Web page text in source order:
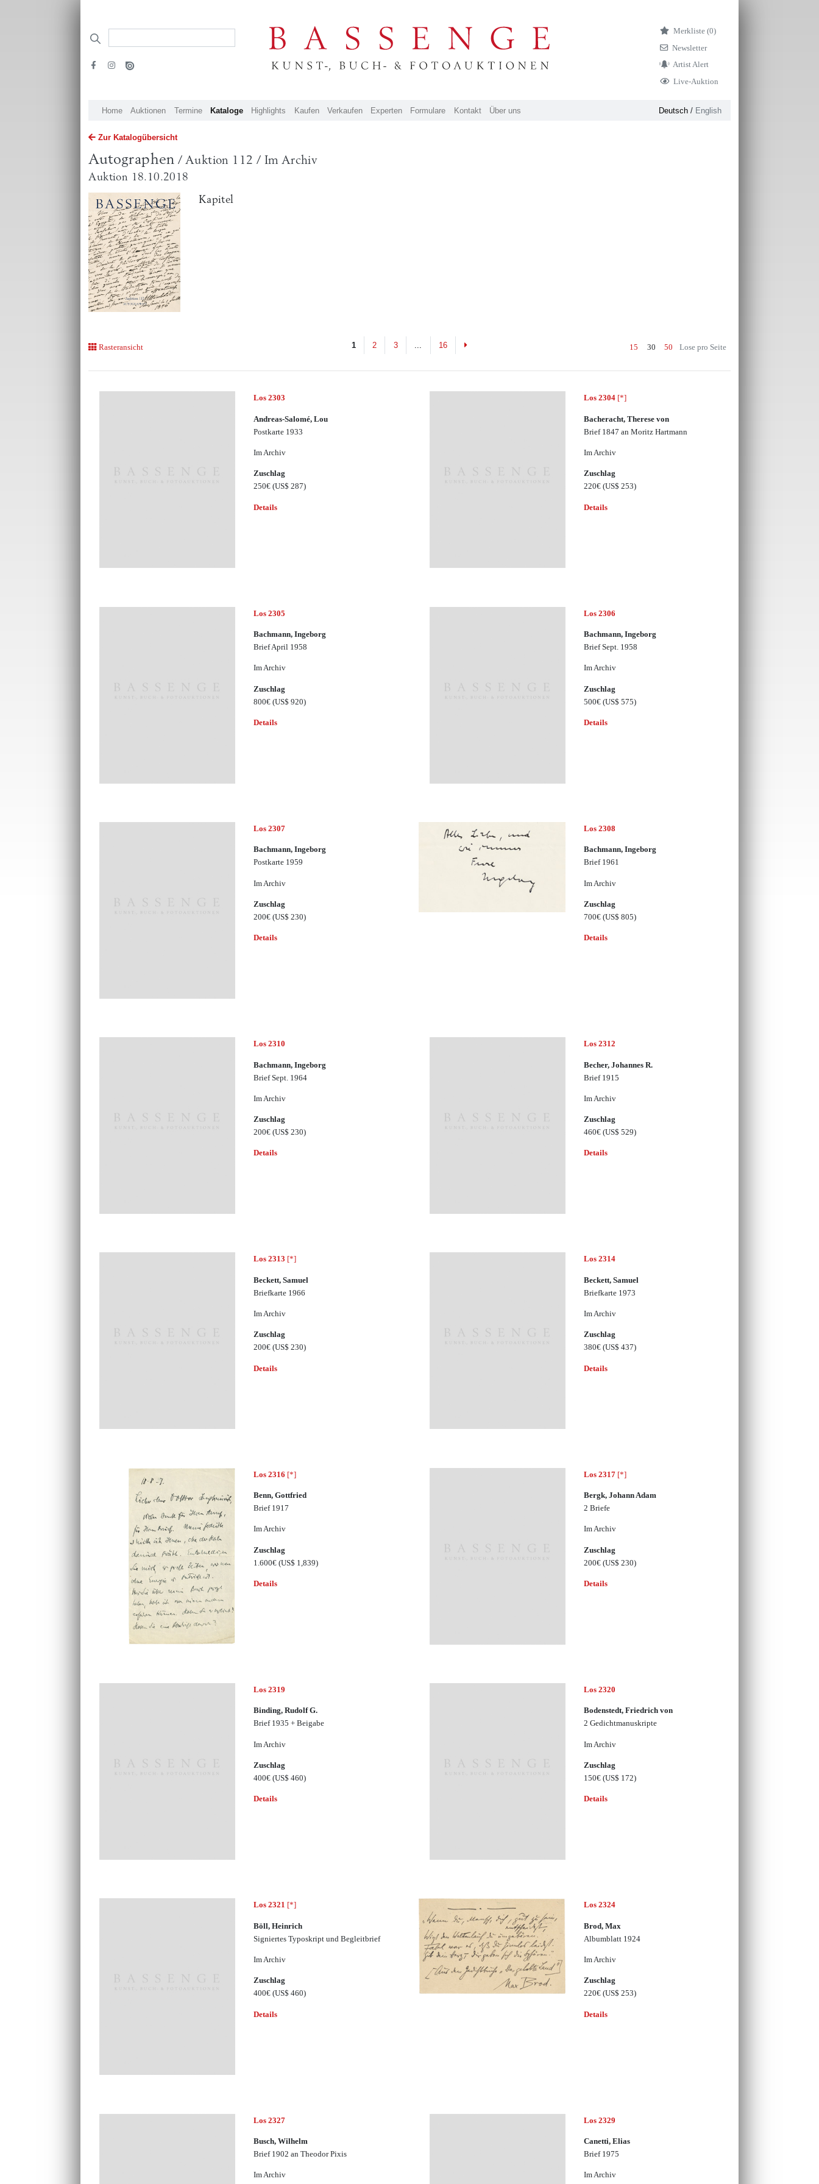
Merkliste (0)
Newsletter
Artist Alert
Live-Auktion
Home Auktionen Termine Kataloge Highlights Kaufen Verkaufen Experten Formulare Kontakt Über uns Deutsch/ English
Zur Katalogübersicht
Autographen / Auktion 112 / Im Archiv
Auktion 18.10.2018
Kapitel
Rasteransicht 1 2 3 16 Next 15 30 50 Lose pro Seite
Los 2303
Andreas-Salomé, Lou
Postkarte 1933
Im Archiv
Zuschlag
250€(US$ 287)
Details
Los 2304[*]
Bacheracht, Therese von
Brief 1847 an Moritz Hartmann
Im Archiv
Zuschlag
220€ (US$ 253)
Details
Los 2305
Bachmann, Ingeborg
Brief April 1958
Im Archiv
Zuschlag
800€(US$ 920)
Details
Los 2306
Bachmann, Ingeborg
Brief Sept. 1958
Im Archiv
Zuschlag
500€ (US$ 575)
Details
Los 2307
Bachmann, Ingeborg
Postkarte 1959
Im Archiv
Zuschlag
200€(US$ 230)
Details
Los 2308
Bachmann, Ingeborg
Brief 1961
Im Archiv
Zuschlag
700€ (US$ 805)
Details
Los 2310
Bachmann, Ingeborg
Brief Sept. 1964
Im Archiv
Zuschlag
200€(US$ 230)
Details
Los 2312
Becher, Johannes R.
Brief 1915
Im Archiv
Zuschlag
460€ (US$ 529)
Details
Los 2313 [*]
Beckett, Samuel
Briefkarte 1966
Im Archiv
Zuschlag
200€(US$ 230)
Details
Los 2314
Beckett, Samuel
Briefkarte 1973
Im Archiv
Zuschlag
380€ (US$ 437)
Details
Los 2316 [*]
Benn, Gottfried
Brief 1917
Im Archiv
Zuschlag
1.600€(US$ 1,839)
Details
Los 2317[*]
Bergk, Johann Adam
2 Briefe
Im Archiv
Zuschlag
200€ (US$ 230)
Details
Los 2319
Binding, Rudolf G.
Brief 1935 + Beigabe
Im Archiv
Zuschlag
400€(US$ 460)
Details
Los 2320
Bodenstedt, Friedrich von
2 Gedichtmanuskripte
Im Archiv
Zuschlag
150€ (US$ 172)
Details
Los 2321 [*]
Böll, Heinrich
Signiertes Typoskript und Begleitbrief
Im Archiv
Zuschlag
400€(US$ 460)
Details
Los 2324
Brod, Max
Albumblatt 1924
Im Archiv
Zuschlag
220€ (US$ 253)
Details
Los 2327
Busch, Wilhelm
Brief 1902 an Theodor Pixis
Im Archiv
Los 2329
Canetti, Elias
Brief 1975
Im Archiv